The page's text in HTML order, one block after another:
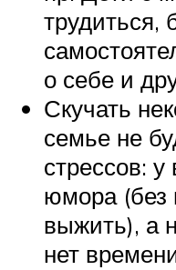
трудиться,
о себе и
Скучать
семье не
стрессов: у
юмора (без
выжить), а
нет